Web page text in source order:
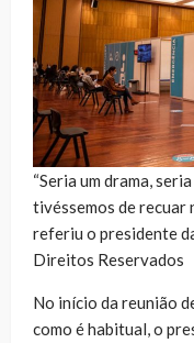
“Seria um drama,
tivéssemos de recuar
referiu o presidente
Direitos Reservados
No início da reunião
como é habitual, o